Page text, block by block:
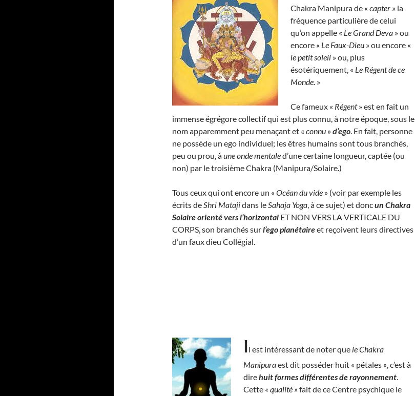
Chakra Manipura de « capter » la
fréquence particulière de celui
qu’on appelle « Le Grand Deva » ou
encore « Le Faux-Dieu » ou encore «
le petit soleil » ou, plus
ésotériquement, « Le Régent de ce
Monde. »
Ce fameux « Régent» est en fait un
immense égrégore collectif qui est plus connu, à notre époque, sous le
nom apparemment peu menaçant et « connu »d’ego. En fait, personne
ne possède un ego individuel; les êtres humains sont tous branchés,
peu ou prou, àune onde mentaled’une certaine longueur, captée (ou
non) par le troisième Chakra (Manipura/Solaire.)
Tous ceux qui ont encore un « Océan du vide » (voir par exemple les
écrits deShri Matajidans leSahaja Yoga, à ce sujet) et doncun Chakra
Solaire orienté vers l’horizontal ET NON VERS LA VERTICALE DU
CORPS, son branchés surl’ego planétaireet reçoivent leurs directives
d’un faux dieu Collégial.
Il est intéressant de noter que le Chakra
Manipuraest dit posséder huit « pétales », c’est à
direhuit formes différentes de rayonnement.
Cette « qualité » fait de ce Centre psychique le